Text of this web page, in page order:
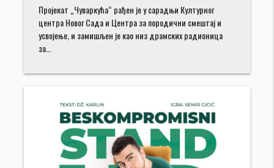
Пројекат „Чуваркућа“ рађен је у сарадњи Културног
центра Новог Сада и Центра за породични смештај и
усвојење, и замишљен је као низ драмских радионица
за…